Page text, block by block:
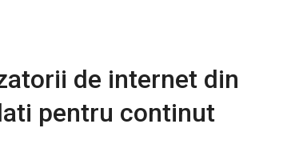
de internet din
pentru continut